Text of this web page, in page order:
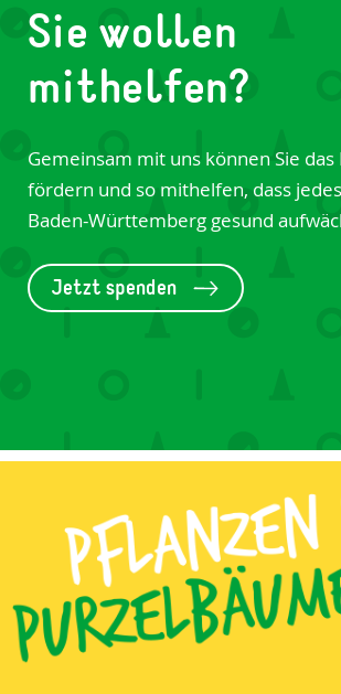
Sie wollen
mithelfen?
Gemeinsam mit uns können Sie
fördern und so mithelfen, dass
Baden-Württemberg gesund
Jetzt spenden